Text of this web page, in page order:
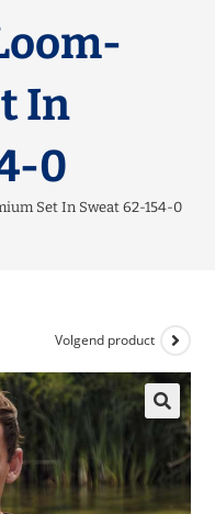
In
0
Set In Sweat 62-154-0
Volgend product